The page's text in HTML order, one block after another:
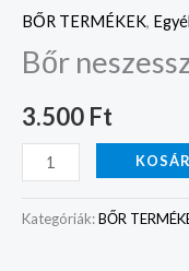
BŐR TERMÉKEK,
Bőr
3.500 Ft
Kategóriák:BŐR